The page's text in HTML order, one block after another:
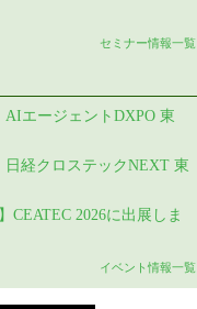
セミナー情報一覧
AIエージェントDXPO 東
日経クロステックNEXT 東
CEATEC 2026に出展しま
イベント情報一覧